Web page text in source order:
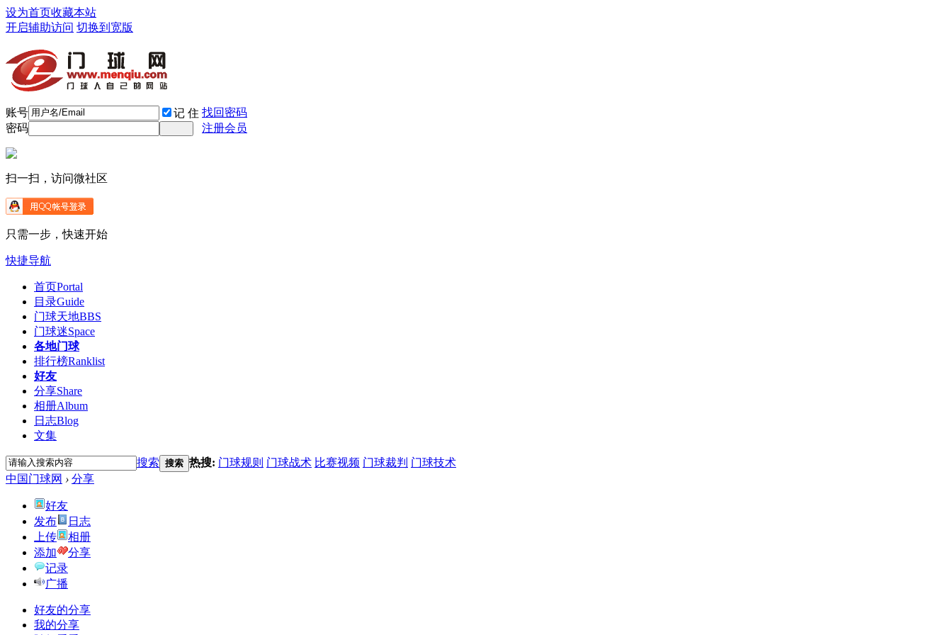
设为首页收藏本站
开启辅助访问 切换到宽版
账号 记 住 找回密码
密码
注册会员
扫一扫，访问微社区
只需一步，快速开始
快捷导航
首页Portal
目录Guide
门球天地BBS
门球迷Space
各地门球
排行榜Ranklist
好友
分享Share
相册Album
日志Blog
文集
搜索 搜索 热搜: 门球规则 门球战术 比赛视频 门球裁判 门球技术
中国门球网 › 分享
好友
发布
日志
上传
相册
添加
分享
记录
广播
好友的分享
我的分享